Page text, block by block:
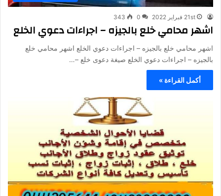
21st فبراير 2022 0
343
اشهر محامي خلع بالجيزه – اجراءات دعوي الخلع
اشهر محامي خلع بالجيزه – اجراءات دعوي الخلع اشهر محامي خلع
بالجيزه – اجراءات دعوي الخلع صيغة دعوى خلع –…
أكمل القراءة »